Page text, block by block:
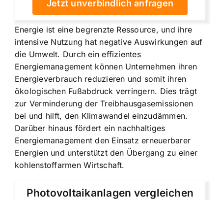
Jetzt unverbindlich anfragen
Energie ist eine begrenzte Ressource, und ihre
intensive Nutzung hat negative Auswirkungen auf
die Umwelt. Durch ein effizientes
Energiemanagement können Unternehmen ihren
Energieverbrauch reduzieren und somit ihren
ökologischen Fußabdruck verringern. Dies trägt
zur Verminderung der Treibhausgasemissionen
bei und hilft, den Klimawandel einzudämmen.
Darüber hinaus fördert ein nachhaltiges
Energiemanagement den Einsatz erneuerbarer
Energien und unterstützt den Übergang zu einer
kohlenstoffarmen Wirtschaft.
Photovoltaikanlagen vergleichen